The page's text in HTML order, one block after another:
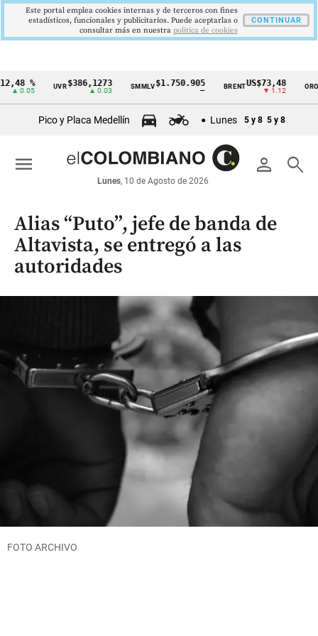
Cintillo
económicos
Colombia
%
▲ 0.05
UVR$386,1273
▲ 0.03
SMMLV$1.750.905 BRENTUS$73,48
▼ 1.12
ORO
Pico y Placa Medellín Lunes 5 y 8 5 y 8
person search
Lunes, 10 de Agosto de 2026
menu
Alias “Puto”, jefe de banda de
Altavista, se entregó a las
autoridades
FOTO ARCHIVO
Este portal emplea cookies internas y de terceros con fines
estadísticos, funcionales y publicitarios. Puede aceptarlas o
consultar más en nuestra politica de cookies
CONTINUAR